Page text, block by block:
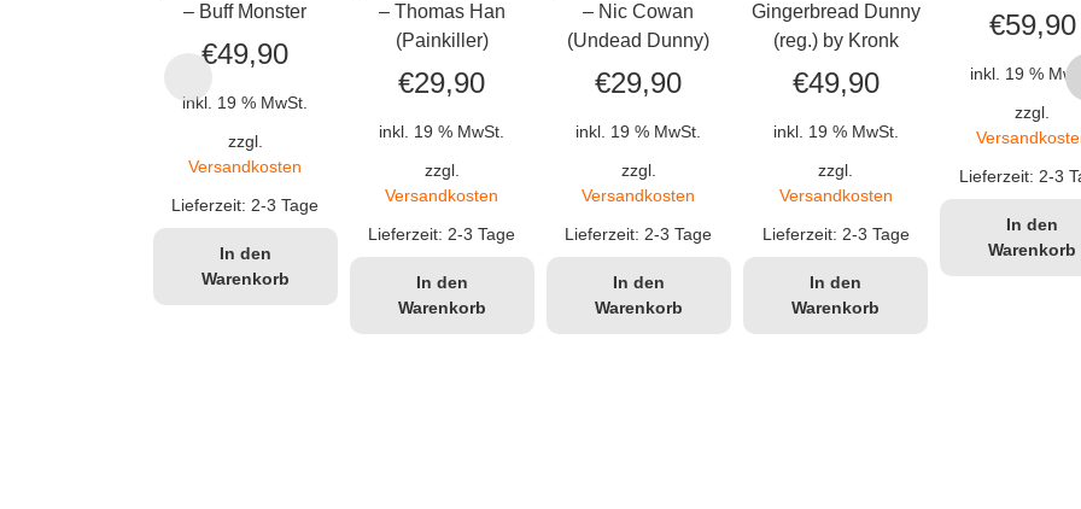
– Buff Monster
€49,90
inkl. 19 % MwSt.
zzgl.
Versandkosten
Lieferzeit: 2-3 Tage
In den
Warenkorb
– Thomas Han
(Painkiller)
€29,90
inkl. 19 % MwSt.
zzgl.
Versandkosten
Lieferzeit: 2-3 Tage
In den
Warenkorb
– Nic Cowan
(Undead Dunny)
€29,90
inkl. 19 % MwSt.
zzgl.
Versandkosten
Lieferzeit: 2-3 Tage
In den
Warenkorb
Gingerbread Dunny
(reg.) by Kronk
€49,90
inkl. 19 % MwSt.
zzgl.
Versandkosten
Lieferzeit: 2-3 Tage
In den
Warenkorb
€59,90
inkl. 19 %
zzgl.
Lieferzeit: 2-3
In den
Warenkorb